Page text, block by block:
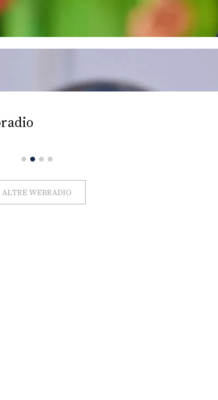
ALTRE WEBRADIO